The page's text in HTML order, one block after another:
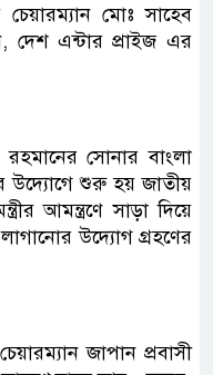
মোঃ সাহেব
দেশ এন্টার প্রাইজ এর
সোনার বাংলা
উদ্যোগে শুরু হয় জাতীয়
আমন্ত্রণে সাড়া দিয়ে
উদ্যোগ গ্রহণের
জাপান প্রবাসী